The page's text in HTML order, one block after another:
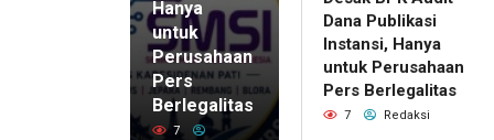
Hanya
untuk
Perusahaan
Pers
Berlegalitas
7
12 jam lalu
Ketum
DPP
Dana Publikasi
Instansi, Hanya
untuk Perusahaan
Pers Berlegalitas
7 Redaksi